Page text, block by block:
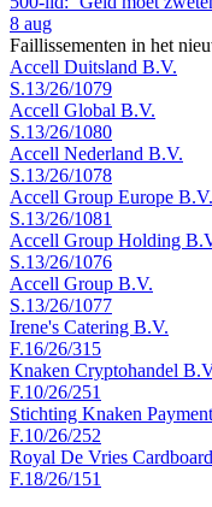
8 aug
Faillissementen in het
Accell Duitsland B.V.
S.13/26/1079
Accell Global B.V.
S.13/26/1080
Accell Nederland B.V.
S.13/26/1078
Accell Group Europe B.V.
S.13/26/1081
Accell Group Holding
S.13/26/1076
Accell Group B.V.
S.13/26/1077
Irene's Catering B.V.
F.16/26/315
Knaken Cryptohandel
F.10/26/251
Stichting Knaken
F.10/26/252
Royal De Vries
F.18/26/151